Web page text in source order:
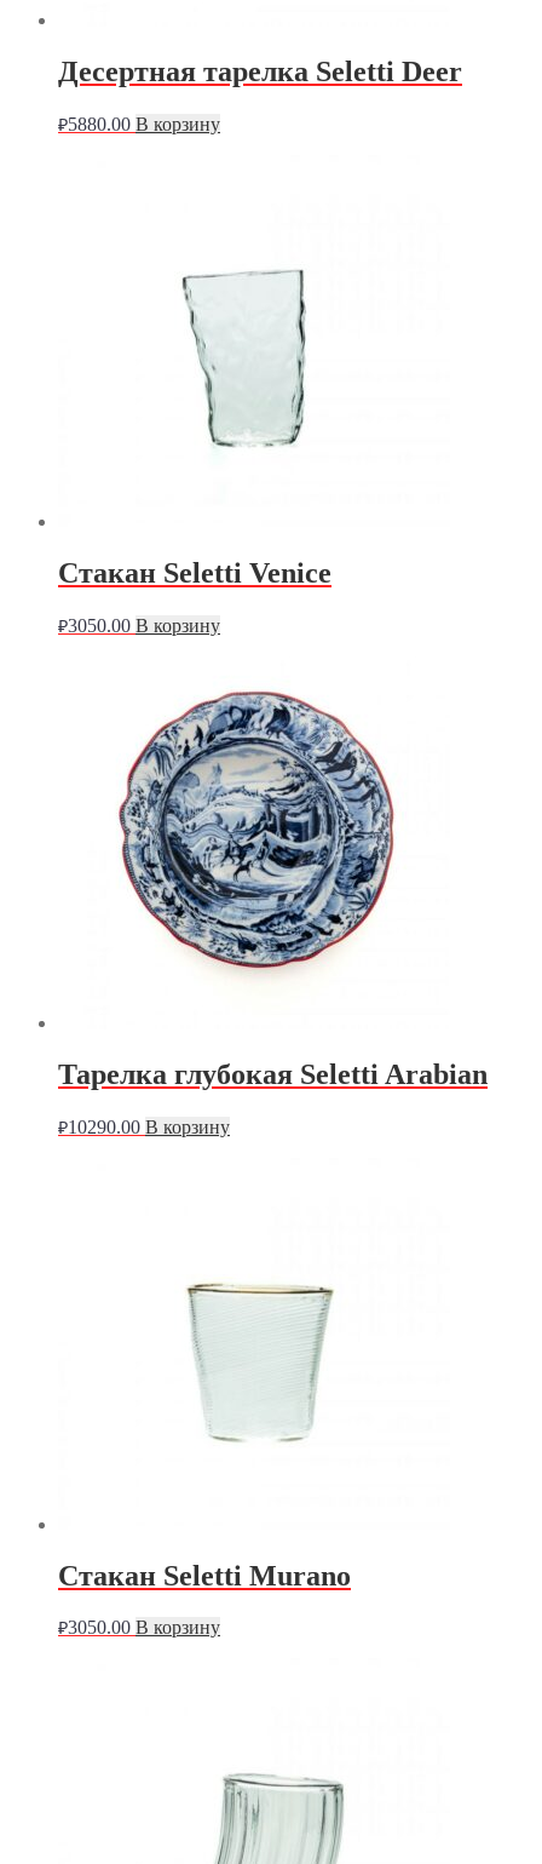
Десертная тарелка Seletti Deer
₽5880.00 В корзину
Стакан Seletti Venice
₽3050.00 В корзину
Тарелка глубокая Seletti Arabian
₽10290.00 В корзину
Стакан Seletti Murano
₽3050.00 В корзину